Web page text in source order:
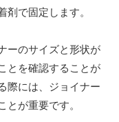
剤で固定します。
ーのサイズと形状が
とを確認することが
際には、ジョイナー
が重要です。